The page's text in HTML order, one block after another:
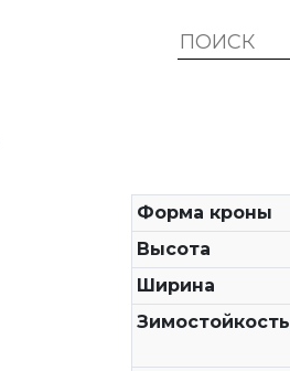
Форма кроны
Высота
Ширина
Зимостойкость